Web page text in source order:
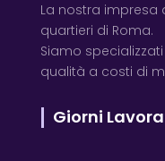
La nostra impresa
quartieri di Roma.
Siamo
qualità a costi di
Giorni